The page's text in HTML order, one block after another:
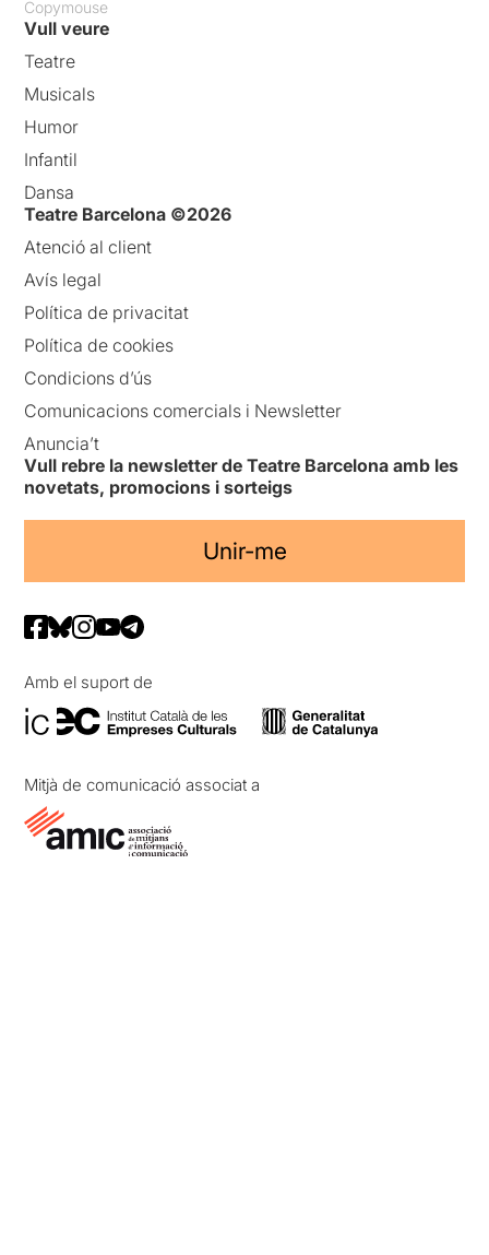
Copymouse
Vull veure
Teatre
Musicals
Humor
Infantil
Dansa
Teatre Barcelona ©2026
Atenció al client
Avís legal
Política de privacitat
Política de cookies
Condicions d’ús
Comunicacions comercials i Newsletter
Anuncia’t
Vull rebre la newsletter de Teatre Barcelona amb les
novetats, promocions i sorteigs
Unir-me
Amb el suport de
Mitjà de comunicació associat a